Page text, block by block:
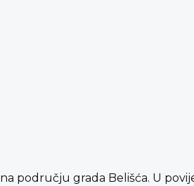
području grada Belišća. U